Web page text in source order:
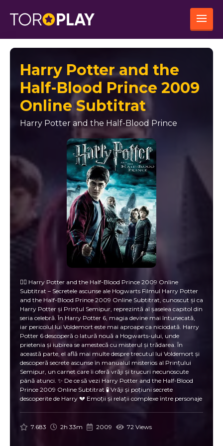
Harry Potter and the
Half-Blood Prince 2009
Online Subtitrat
Harry Potter and the Half-Blood Prince
🧙‍♂️ Harry Potter and the Half-Blood Prince 2009 Online
Subtitrat – Secretele ascunse ale Hogwarts Filmul Harry Potter
and the Half-Blood Prince 2009 Online Subtitrat, cunoscut și ca
Harry Potter și Prințul Semipur, reprezintă al șaselea capitol din
seria celebră. În Harry Potter 6, magia devine mai întunecată,
iar pericolul lui Voldemort este mai aproape ca niciodată. Harry
Potter 6 descoperă o latură nouă a Hogwarts-ului, unde
prietenia și iubirea se amestecă cu misterul și trădarea. În
această parte, el află mai multe despre trecutul lui Voldemort și
descoperă secrete ascunse în manualul misterios al Prințului
Semipur, un carnet care îi oferă vrăji și trucuri necunoscute
până atunci. ✨ De ce să vezi Harry Potter and the Half-Blood
Prince 2009 Online Subtitrat 🧪 Vrăji și poțiuni secrete
descoperite de Harry 💔 Emoții și relații complexe între personaje
Prințului Semipur dezvăluie adevăruri surprinzătoare 🎭
7.683 2h 33m 2009 72 Views